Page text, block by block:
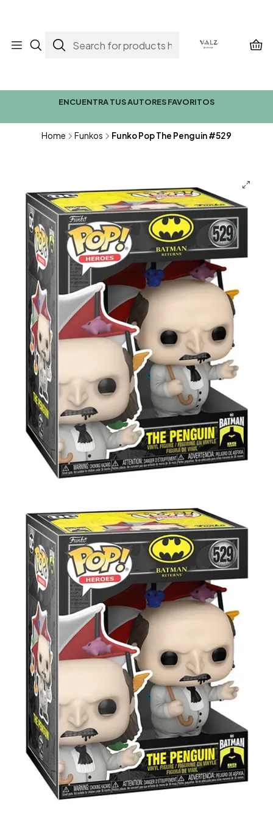
ENCUENTRA TUS AUTORES FAVORITOS
Home Funkos Funko Pop The Penguin #529